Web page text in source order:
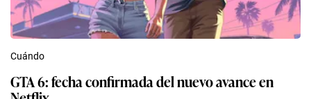
Cuándo
GTA 6: fecha confirmada del nuevo avance en